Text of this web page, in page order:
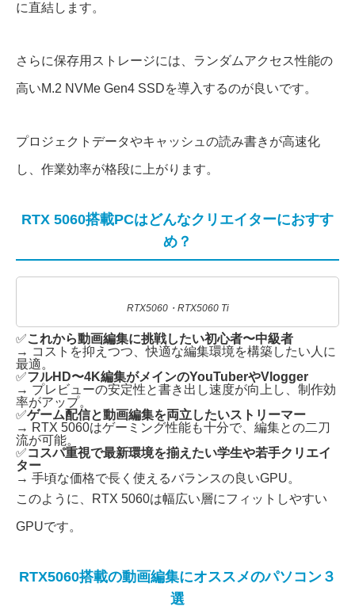
に直結します。
さらに保存用ストレージには、ランダムアクセス性能の
高いM.2 NVMe Gen4 SSDを導入するのが良いです。
プロジェクトデータやキャッシュの読み書きが高速化
し、作業効率が格段に上がります。
RTX 5060搭載PCはどんなクリエイターにおすす
め？
RTX5060・RTX5060 Ti
✅これから動画編集に挑戦したい初心者〜中級者
→ コストを抑えつつ、快適な編集環境を構築したい人に
最適。
✅フルHD〜4K編集がメインのYouTuberやVlogger
→ プレビューの安定性と書き出し速度が向上し、制作効
率がアップ。
✅ゲーム配信と動画編集を両立したいストリーマー
→ RTX 5060はゲーミング性能も十分で、編集との二刀
流が可能。
✅コスパ重視で最新環境を揃えたい学生や若手クリエイ
ター
→ 手頃な価格で長く使えるバランスの良いGPU。
このように、RTX 5060は幅広い層にフィットしやすい
GPUです。
RTX5060搭載の動画編集にオススメのパソコン３
選